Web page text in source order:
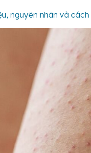
nguyên nhân và